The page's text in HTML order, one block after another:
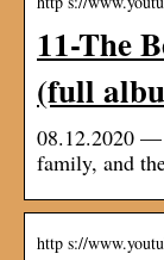
11-The
(full
08.12.2020 —
family, and
http s://